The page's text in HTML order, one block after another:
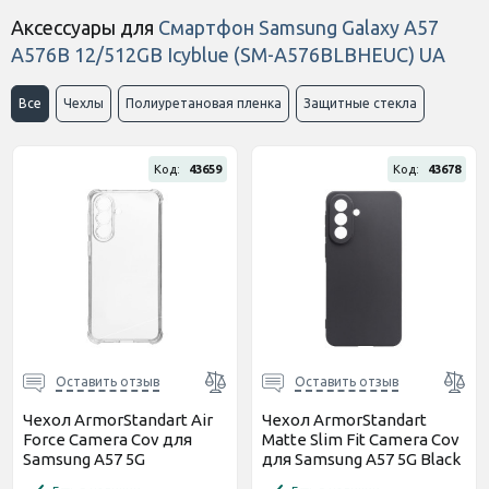
тариф M на 1 месяц
(Онлайн код)
Стартовый пакет Sweet TV
(Онлайн код)
597 грн
Стартовый пакет Sweet TV
(Онлайн код)
550 грн
Стартовый пакет Sweet TV
тариф L на 6 месяцев
1 150 грн
Аксессуары для Смартфон Samsung Galaxy A57
A576B 12/512GB Icyblue (SM-A576BLBHEUC) UA
Все Чехлы Полиуретановая пленка Защитные стекла
Код: 43659
Оставить отзыв
Чехол ArmorStandart Air
Force Camera Cov для
Samsung A57 5G
Код: 43678
Оставить отзыв
Чехол ArmorStandart
Matte Slim Fit Camera Cov
для Samsung A57 5G Black